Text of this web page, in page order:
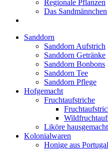
Regionale Pflanzen
Das Sandmännchen
Sanddorn
Sanddorn Aufstrich
Sanddorn Getränke
Sanddorn Bonbons
Sanddorn Tee
Sanddorn Pflege
Hofgemacht
Fruchtaufstriche
Liköre hausgemacht
Kolonialwaren
Honige aus Portugal